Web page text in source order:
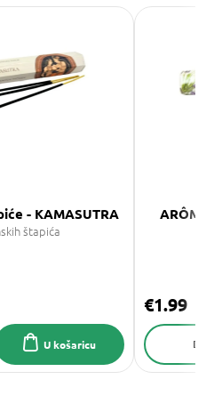
- KAMASUTRA
štapića
U košaricu
ARÔME
€1.99